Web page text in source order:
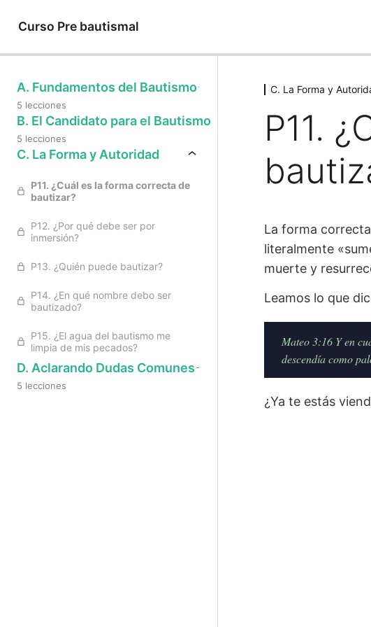
Curso Pre bautismal
A. Fundamentos del Bautismo
5 lecciones
B. El Candidato para el Bautismo
5 lecciones
C. La Forma y Autoridad
P11. ¿Cuál es la forma correcta de
bautizar?
P12. ¿Por qué debe ser por
inmersión?
P13. ¿Quién puede bautizar?
P14. ¿En qué nombre debo ser
bautizado?
P15. ¿El agua del bautismo me
limpia de mis pecados?
D. Aclarando Dudas Comunes
5 lecciones
C. La Forma y
P11.
La forma
literalmente
muerte y
Leamos lo que
Mateo 3:16 Y en
descendía como
¿Ya te estás